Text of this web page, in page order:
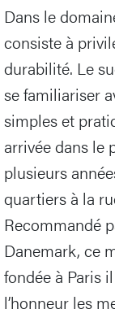
Dans le
consiste à
durabilité. Le
se familiariser
simples et
arrivée dans le
plusieurs
quartiers à la
Recommandé
Danemark, ce
fondée à Paris
l’honneur les